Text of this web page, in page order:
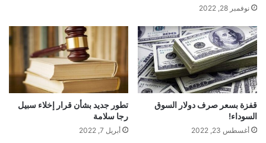
نوفمبر 28, 2022
قفزة بسعر صرف دولار السوق
السوداء!
أغسطس 23, 2022
تطور جديد بشأن قرار إخلاء سبيل
رجا سلامة
أبريل 7, 2022